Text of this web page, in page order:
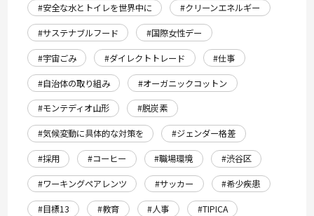
#安全な水とトイレを世界中に
#クリーンエネルギー
#サステナブルフード
#国際女性デー
#宇宙ごみ
#ダイレクトトレード
#仕事
#自治体の取り組み
#オーガニックコットン
#モンテディオ山形
#脱炭素
#気候変動に具体的な対策を
#ジェンダー格差
#採用
#コーヒー #職場環境
#渋谷区
#ワーキングペアレンツ
#サッカー
#希少疾患
#目標13
#教育 #人事
#TIPICA